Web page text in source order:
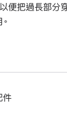
便把過長部分
件